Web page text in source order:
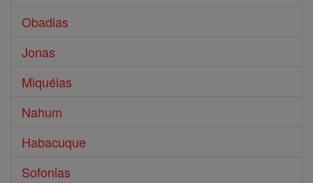
Obadias
Jonas
Miquéias
Nahum
Habacuque
Sofonias